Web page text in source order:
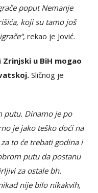
poput Nemanje
koji su tamo još
, rekao je Jović.
Zrinjski u BiH mogao
Sličnog je
putu. Dinamo je po
je jako teško doći na
to će trebati godina i
putu da postanu
za ostale bh.
nije bilo nikakvih,